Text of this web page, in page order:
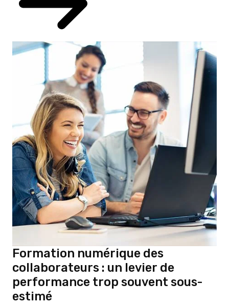
Formation numérique des
collaborateurs : un levier de
performance trop souvent sous-
estimé